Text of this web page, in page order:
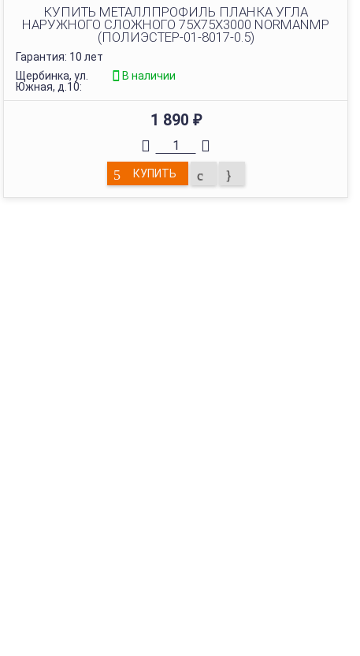
КУПИТЬ МЕТАЛЛПРОФИЛЬ ПЛАНКА УГЛА
НАРУЖНОГО СЛОЖНОГО 75Х75Х3000 NORMANMP
(ПОЛИЭСТЕР-01-8017-0.5)
Гарантия: 10 лет
Щербинка, ул.
Южная, д.10:
В наличии
1 890 ₽
КУПИТЬ